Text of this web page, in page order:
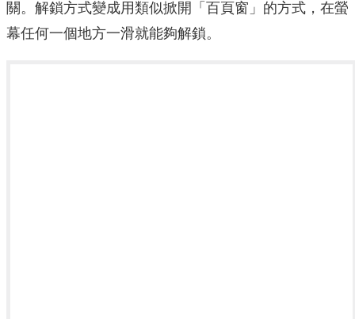
關。解鎖方式變成用類似掀開「百頁窗」的方式，在螢
幕任何一個地方一滑就能夠解鎖。